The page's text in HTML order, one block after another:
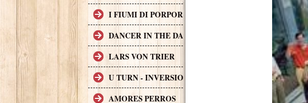
I FIUMI DI PORPORA
DANCER IN THE DARK
LARS VON TRIER
U TURN - INVERSIONE DI MARCIA
AMORES PERROS